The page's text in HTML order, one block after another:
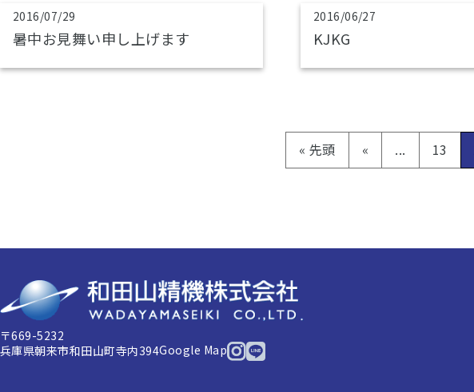
2016/07/29
暑中お見舞い申し上げます
2016/06/27
KJKG
« 先頭 « ... 13
〒669-5232
兵庫県朝来市和田山町寺内394Google Map